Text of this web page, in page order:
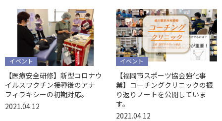
イベント
【医療安全研修】新型コロナウ
イルスワクチン接種後のアナ
フィラキシーの初期対応。
2021.04.12
イベント
【福岡市スポーツ協会強化事
業】コーチングクリニックの振
り返りノートを公開していま
す。
2021.04.12